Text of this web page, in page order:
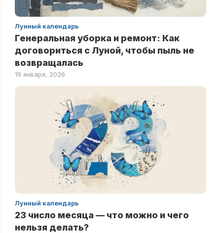
Лунный календарь
Генеральная уборка и ремонт: Как
договориться с Луной, чтобы пыль не
возвращалась
19 января, 2026
Лунный календарь
23 число месяца — что можно и чего
нельзя делать?